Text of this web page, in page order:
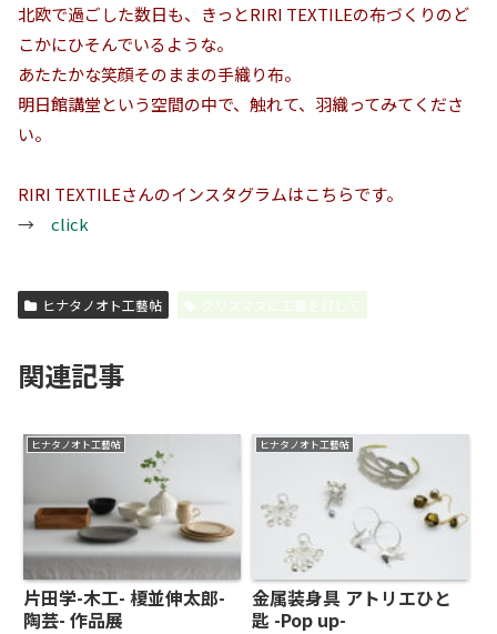
北欧で過ごした数日も、きっとRIRI TEXTILEの布づくりのど
こかにひそんでいるような。
あたたかな笑顔そのままの手織り布。
明日館講堂という空間の中で、触れて、羽織ってみてくださ
い。
RIRI TEXTILEさんのインスタグラムはこちらです。
→ click
ヒナタノオト工藝帖
関連記事
ヒナタノオト工藝帖
片田学-木工- 榎並伸太郎-
陶芸- 作品展
ヒナタノオト工藝帖
金属装身具 アトリエひと
匙 -Pop up-